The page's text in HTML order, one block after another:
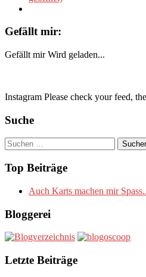
Gefällt mir:
Gefällt mir Wird geladen...
Instagram Please check your feed,
Suche
Suchen
nach:
Top Beiträge
Auch Karts machen mir
Bloggerei
Letzte Beiträge